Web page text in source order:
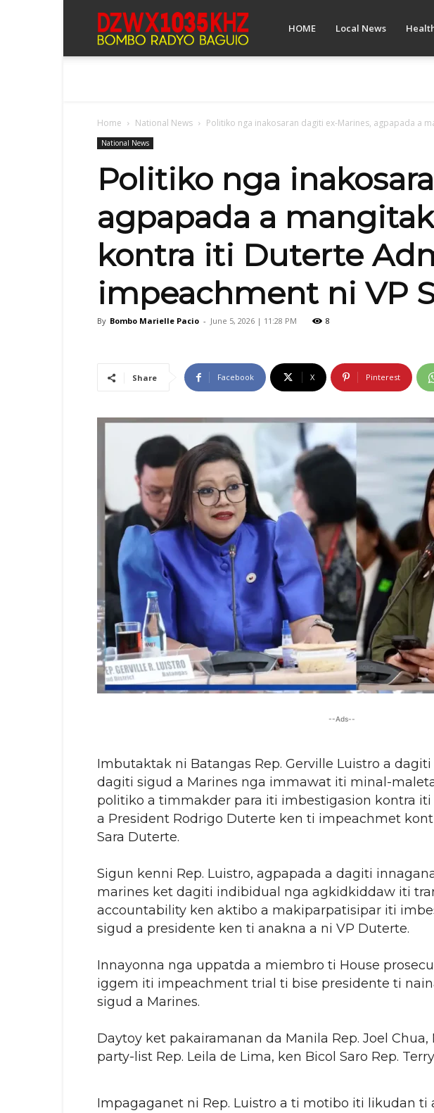
Bombo HOME Local News
Home National News Politiko nga inakosaran dagiti ex-Marines, agpapada a
National News
Politiko nga
agpapada a
kontra iti Duterte
impeachment ni VP
By Bombo Marielle Pacio - June 5, 2026 | 11:28 PM 8
Share Facebook X Pinterest
--Ads--
Imbutaktak ni Batangas Rep. Gerville Luistro a
dagiti sigud a Marines nga immawat iti minal-
politiko a timmakder para iti imbestigasion kontra
a President Rodrigo Duterte ken ti impeachmet
Sara Duterte.
Sigun kenni Rep. Luistro, agpapada a dagiti
marines ket dagiti indibidual nga agkidkiddaw iti
accountability ken aktibo a makiparpatisipar iti
sigud a presidente ken ti anakna a ni VP Duterte.
Innayonna nga uppatda a miembro ti House
iggem iti impeachment trial ti bise presidente ti
sigud a Marines.
Daytoy ket pakairamanan da Manila Rep. Joel Chua,
party-list Rep. Leila de Lima, ken Bicol Saro Rep.
Impagaganet ni Rep. Luistro a ti motibo iti likudan ti